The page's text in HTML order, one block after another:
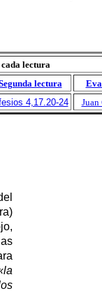
lectura
lectura
4,17.20-24 Juan